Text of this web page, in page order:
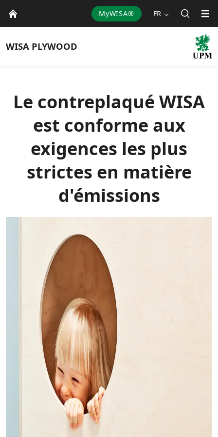
MyWISA® FR
WISA PLYWOOD
Le contreplaqué WISA
est conforme aux
exigences les plus
strictes en matière
d'émissions